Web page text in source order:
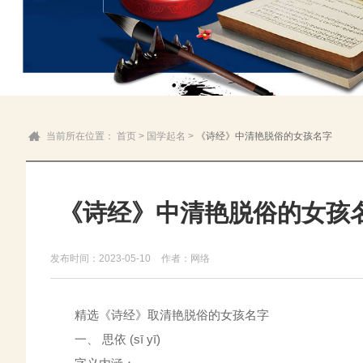
当前所在位置： 首页 > 国学起名 > 《诗经》中清艳脱俗的女孩名字
《诗经》中清艳脱俗的女孩
发布时间：2023-05-10 作者：网络
精选《诗经》取清艳脱俗的女孩名字
一、 思依 (sī yī)